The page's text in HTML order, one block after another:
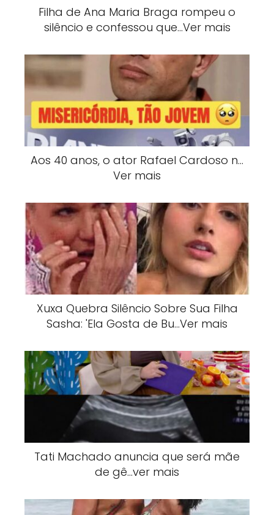
Filha de Ana Maria Braga rompeu o
silêncio e confessou que…Ver mais
Aos 40 anos, o ator Rafael Cardoso n…
Ver mais
Xuxa Quebra Silêncio Sobre Sua Filha
Sasha: 'Ela Gosta de Bu…Ver mais
Tati Machado anuncia que será mãe
de gê…ver mais